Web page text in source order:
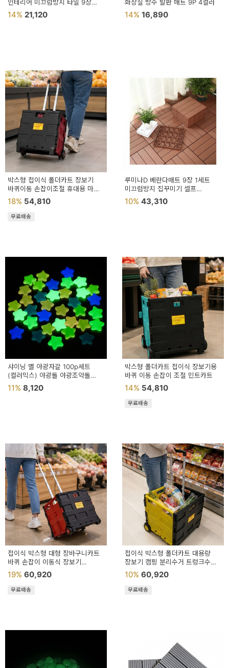
인테리어 미끄럼방지 타일 9장
1세트 조립식
14% 21,120
화장실 방수 발판 매트 9P 4컬러
14% 16,890
박스형 접이식 폴더카트 장보기
바퀴이동 손잡이조절 휴대용 마트
이동카트
18% 54,810
무료배송
루미나D 베란다매트 9장 1세트
미끄럼방지 집꾸미기 셀프
인테리어 장식
10% 43,310
샤이닝 별 야광자갈 100p세트
(컬러믹스) 야광돌 야광조약돌
야광자갈돌 어항돌
11% 8,120
박스형 폴더카트 접이식 장보기용
바퀴 이동 손잡이 조절 민트카트
14% 54,810
무료배송
접이식 박스형 대형 장바구니카트
바퀴 손잡이 이동식 장보기
운반카트
19% 60,920
무료배송
접이식 박스형 폴더카트 대용량
장보기 캠핑 분리수거 트렁크수납
이동카트
10% 60,920
무료배송